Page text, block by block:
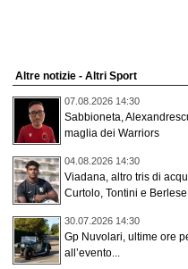
Altre notizie - Altri Sport
07.08.2026 14:30
Sabbioneta,
maglia dei Warriors
04.08.2026 14:30
Viadana, altro tris di
Curtolo, Tontini e Berlese
30.07.2026 14:30
Gp Nuvolari, ultime ore
all’evento...